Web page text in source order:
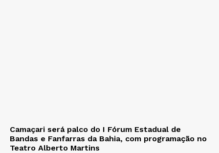
Camaçari será palco do I Fórum Estadual de
Bandas e Fanfarras da Bahia, com programação no
Teatro Alberto Martins